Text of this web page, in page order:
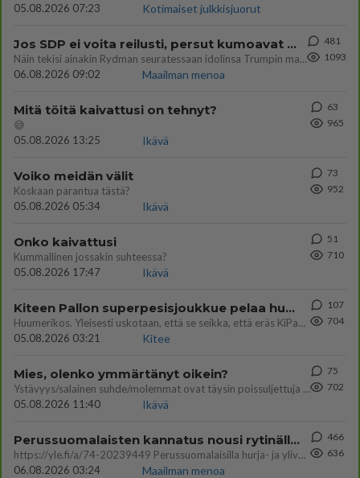
05.08.2026 07:23
Kotimaiset julkkisjuorut
Jos SDP ei voita reilusti, persut kumoavat demokratian Suomesta
Näin tekisi ainakin Rydman seuratessaan idolinsa Trumpin mallia https://www.is.fi/politiikka/art-2000012187244.html
06.08.2026 09:02
Maailman menoa
481
1093
Mitä töitä kaivattusi on tehnyt?
😅
05.08.2026 13:25
Ikävä
63
965
Voiko meidän välit
Koskaan parantua tästä?
05.08.2026 05:34
Ikävä
73
952
Onko kaivattusi
Kummallinen jossakin suhteessa?
05.08.2026 17:47
Ikävä
51
710
Kiteen Pallon superpesisjoukkue pelaa huumeiden vaikutuksen alaisena
Huumerikos. Yleisesti uskotaan, että se seikka, että eräs KiPan pelaaja kärähtää huumeista, on vain jäävuoren huippu. M
05.08.2026 03:21
Kitee
107
704
Mies, olenko ymmärtänyt oikein?
Ystävyys/salainen suhde/molemmat ovat täysin poissuljettuja asioita? Nainen
05.08.2026 11:40
Ikävä
75
702
Perussuomalaisten kannatus nousi rytinällä Ylen tänään julkaisemassa tuoreimmassa gallup-kyselyssä.
https://yle.fi/a/74-20239449 Perussuomalaisilla hurja- ja ylivoimaisesti suurin nousu tässä uudessa Ylen gallupissa. Kyl
06.08.2026 03:24
Maailman menoa
466
636